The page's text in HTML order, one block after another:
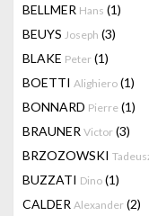
BELLMER Hans (1)
BEUYS Joseph (3)
BLAKE Peter (1)
BOETTI Alighiero (1)
BONNARD Pierre (1)
BRAUNER Victor (3)
BRZOZOWSKI
BUZZATI Dino (1)
CALDER Alexander (2)